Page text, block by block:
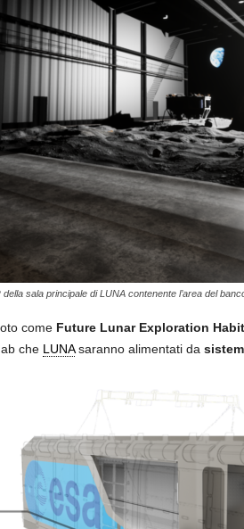
della sala principale di LUNA contenente l’area del
come Future Lunar Exploration
che LUNAsaranno alimentati da